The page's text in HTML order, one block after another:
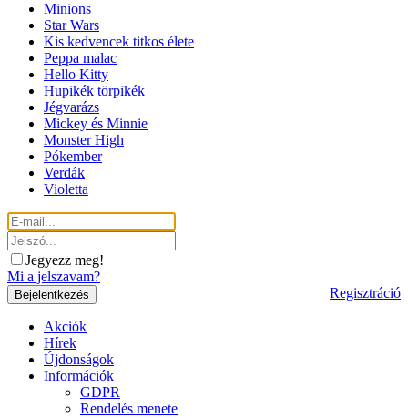
Minions
Star Wars
Kis kedvencek titkos élete
Peppa malac
Hello Kitty
Hupikék törpikék
Jégvarázs
Mickey és Minnie
Monster High
Pókember
Verdák
Violetta
Jegyezz meg!
Mi a jelszavam?
Regisztráció
Akciók
Hírek
Újdonságok
Információk
GDPR
Rendelés menete